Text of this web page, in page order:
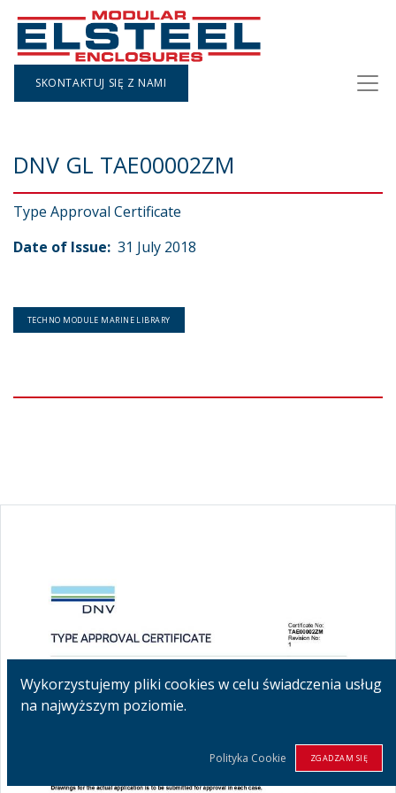
SKONTAKTUJ SIĘ Z NAMI
DNV GL TAE00002ZM
Type Approval Certificate
Date of Issue: 31 July 2018
TECHNO MODULE MARINE LIBRARY
Wykorzystujemy pliki cookies w celu świadczenia usług
na najwyższym poziomie.
Polityka Cookie ZGADZAM SIĘ